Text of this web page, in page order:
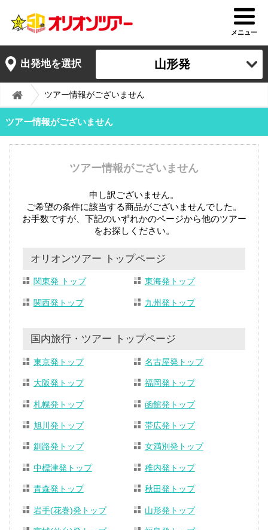
メニュー
出発地を選択 山形発
ツアー情報がございません
ツアー情報がございません
ツアー情報がございません
申し訳ございません。
ご希望の条件に該当する商品がございませんでした。
お手数ですが、下記のいずれかのページから他のツアー
をお探しください。
オリオンツアー トップページ
関東発 トップ 東海発トップ
関西発トップ 九州発トップ
国内旅行・ツアー トップページ
東京発トップ 名古屋発トップ
大阪発トップ 福岡発トップ
札幌発トップ 函館発トップ
旭川発トップ 帯広発トップ
釧路発トップ 女満別発トップ
中標津発トップ 稚内発トップ
青森発トップ 秋田発トップ
岩手(花巻)発トップ 山形発トップ